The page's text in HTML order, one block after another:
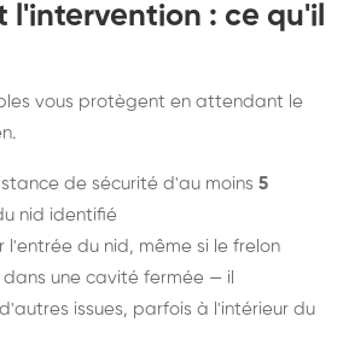
l'intervention : ce qu'il
vous protègent en attendant le
de sécurité d'au moins 5
nid identifié
l'entrée du nid, même si le frelon
une cavité fermée — il
issues, parfois à l'intérieur du